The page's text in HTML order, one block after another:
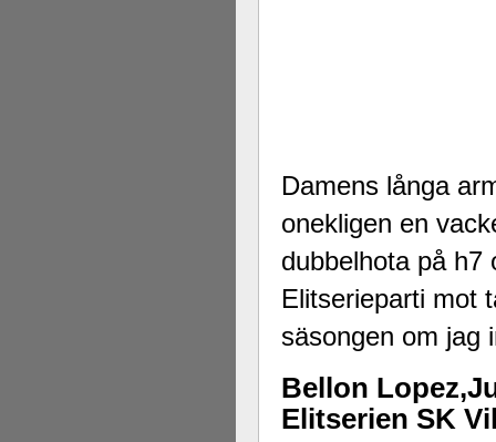
Damens långa
onekligen en
dubbelhota på h7
Elitserieparti mot
säsongen om jag
Bellon
Elitserien SK